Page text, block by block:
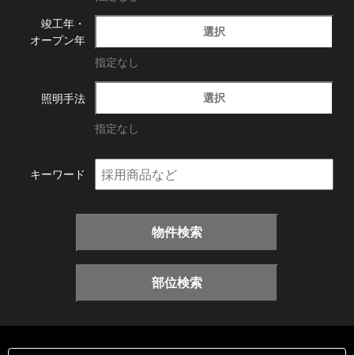
竣工年・
オープン年
選択
指定なし
照明手法 選択
指定なし
キーワード
物件検索
部位検索